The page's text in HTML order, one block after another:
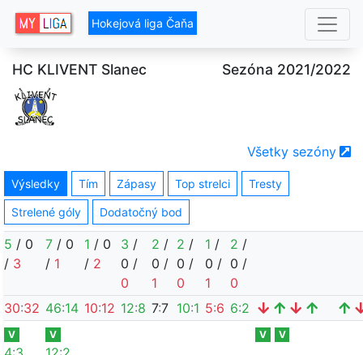
Hokejová liga Čaňa
HC KLIVENT Slanec Sezóna 2021/2022
Všetky sezóny
Výsledky Tím Zápasy Top strelci Tresty
Strelené góly Dodatočný bod
5 / 0
/ 3
7 / 0
/ 1
1 / 0
/ 2
3 /
0 /
0
2 /
0 /
1
2 /
0 /
0
1 /
0 /
1
2 /
0 /
0
30:32 46:14 10:12 12:8 7:7 10:1 5:6 6:2
V V V V